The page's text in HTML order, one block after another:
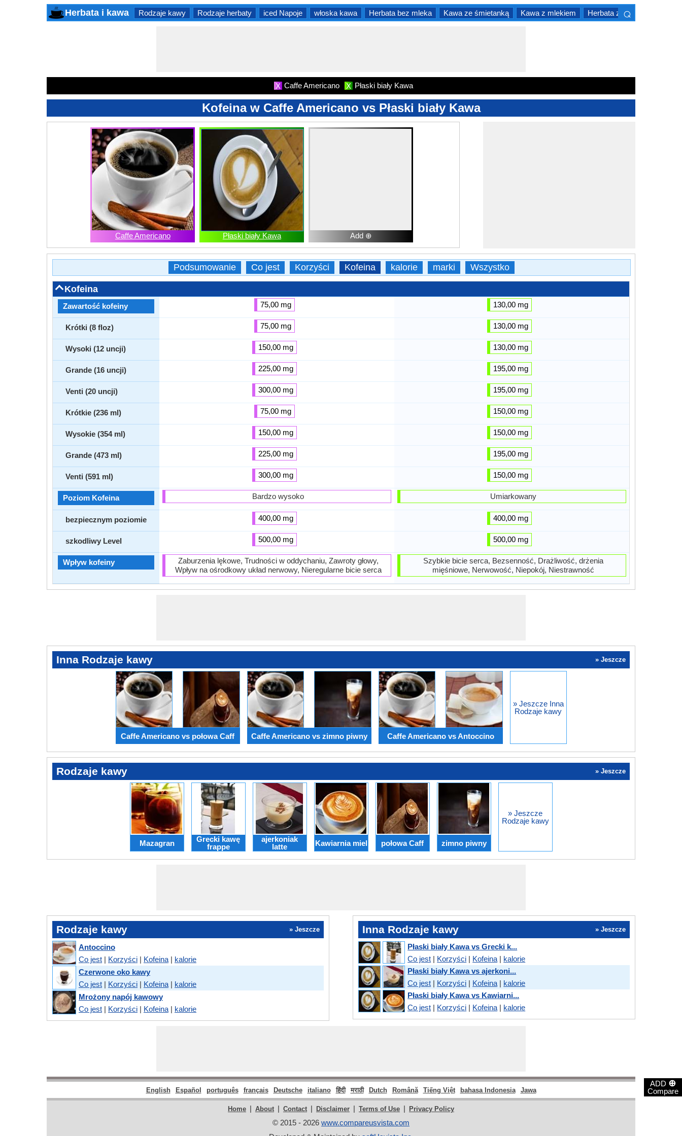
ADD ⊕
Compare
Herbata i kawa Rodzaje kawy Rodzaje herbaty iced Napoje włoska kawa Herbata bez mleka Kawa ze śmietanką Kawa z mlekiem Herbata z mlekiem
⌕
X Caffe Americano X Płaski biały Kawa
Kofeina w Caffe Americano vs Płaski biały Kawa
Caffe Americano Płaski biały Kawa Add ⊕
Podsumowanie Co jest Korzyści Kofeina kalorie marki Wszystko
Kofeina
Zawartość kofeiny
Krótki (8 floz)
Wysoki (12 uncji)
Grande (16 uncji)
Venti (20 uncji)
Krótkie (236 ml)
Wysokie (354 ml)
Grande (473 ml)
Venti (591 ml)
Poziom Kofeina
bezpiecznym poziomie
szkodliwy Level
Wpływ kofeiny
75,00 mg
75,00 mg
150,00 mg
225,00 mg
300,00 mg
75,00 mg
150,00 mg
225,00 mg
300,00 mg
Bardzo wysoko
400,00 mg
500,00 mg
Zaburzenia lękowe, Trudności w oddychaniu, Zawroty głowy,
Wpływ na ośrodkowy układ nerwowy, Nieregularne bicie serca
130,00 mg
130,00 mg
130,00 mg
195,00 mg
195,00 mg
150,00 mg
150,00 mg
195,00 mg
150,00 mg
Umiarkowany
400,00 mg
500,00 mg
Szybkie bicie serca, Bezsenność, Drażliwość, drżenia
mięśniowe, Nerwowość, Niepokój, Niestrawność
Inna Rodzaje kawy » Jeszcze
Caffe Americano vs połowa Caff Caffe Americano vs zimno piwny Caffe Americano vs Antoccino
» Jeszcze Inna
Rodzaje kawy
Rodzaje kawy » Jeszcze
Mazagran
Grecki kawę
frappe
ajerkoniak
latte
Kawiarnia miel połowa Caff zimno piwny
» Jeszcze
Rodzaje kawy
Rodzaje kawy » Jeszcze
Antoccino
Co jest | Korzyści | Kofeina | kalorie
Czerwone oko kawy
Co jest | Korzyści | Kofeina | kalorie
Mrożony napój kawowy
Co jest | Korzyści | Kofeina | kalorie
Inna Rodzaje kawy » Jeszcze
Płaski biały Kawa vs Grecki k...
Co jest | Korzyści | Kofeina | kalorie
Płaski biały Kawa vs ajerkoni...
Co jest | Korzyści | Kofeina | kalorie
Płaski biały Kawa vs Kawiarni...
Co jest | Korzyści | Kofeina | kalorie
English Español português français Deutsche italiano हिंदी मराठी Dutch Română Tiếng Việt bahasa Indonesia Jawa
Home | About | Contact | Disclaimer | Terms of Use | Privacy Policy
© 2015 - 2026 www.compareusvista.com